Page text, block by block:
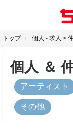
トップ 個人 - 求人 >
個人 ＆
アーティスト
その他